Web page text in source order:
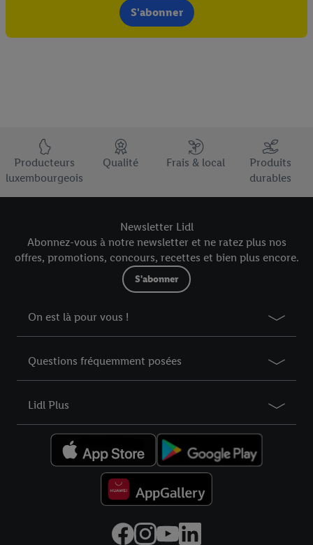
S'abonner
Élément du pied de page avec les USPs de Lidl Luxembourg
Producteurs
luxembourgeois
Qualité Frais & local
Produits
durables
Newsletter Lidl
Abonnez-vous à notre newsletter et ne ratez plus nos
offres, promotions, concours, recettes et bien plus encore.
S'abonner
On est là pour vous !
Questions fréquemment posées
Lidl Plus